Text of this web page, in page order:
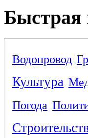
Быстрая
Водопровод
Культура
Погода